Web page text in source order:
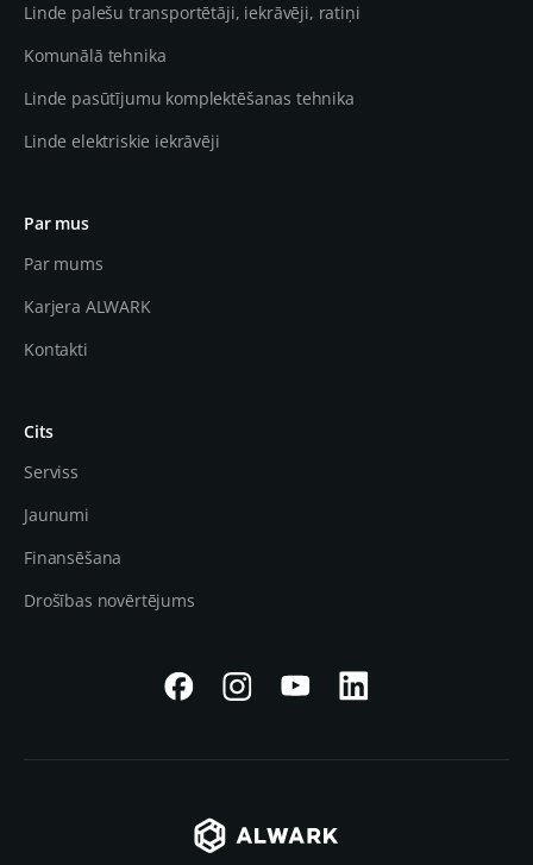
Linde palešu transportētāji, iekrāvēji, ratiņi
Komunālā tehnika
Linde pasūtījumu komplektēšanas tehnika
Linde elektriskie iekrāvēji
Par mus
Par mums
Karjera ALWARK
Kontakti
Cits
Serviss
Jaunumi
Finansēšana
Drošības novērtējums